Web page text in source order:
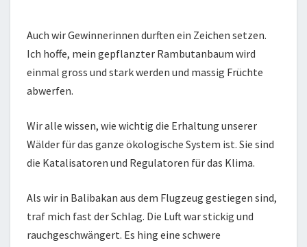
Auch wir Gewinnerinnen durften ein Zeichen setzen.
Ich hoffe, mein gepflanzter Rambutanbaum wird
einmal gross und stark werden und massig Früchte
abwerfen.
Wir alle wissen, wie wichtig die Erhaltung unserer
Wälder für das ganze ökologische System ist. Sie sind
die Katalisatoren und Regulatoren für das Klima.
Als wir in Balibakan aus dem Flugzeug gestiegen sind,
traf mich fast der Schlag. Die Luft war stickig und
rauchgeschwängert. Es hing eine schwere